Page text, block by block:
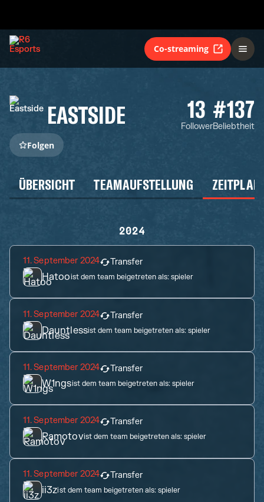
Co-streaming
EASTSIDE 13
Follower
#137
Beliebtheit
Folgen
ÜBERSICHT TEAMAUFSTELLUNG ZEITPLAN
2024
11. September 2024 Transfer
Hatooist dem team beigetreten als:spieler
11. September 2024 Transfer
Dauntlessist dem team beigetreten als: spieler
11. September 2024 Transfer
W1ngsist dem team beigetreten als:spieler
11. September 2024 Transfer
Ramotovist dem team beigetreten als:spieler
11. September 2024 Transfer
ii3zist dem team beigetreten als:spieler